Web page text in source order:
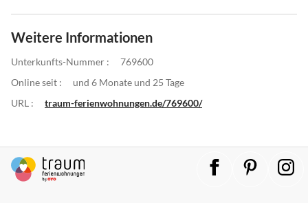
Weitere Informationen
Unterkunfts-Nummer :
769600
Online seit :
und 6 Monate und 25 Tage
URL :
traum-ferienwohnungen.de/769600/